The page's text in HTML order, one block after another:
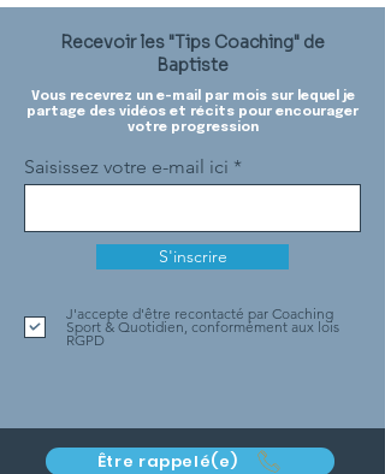
Recevoir les "Tips Coaching" de
Baptiste
Vous recevrez un e-mail par mois sur lequel je
partage des vidéos et récits pour encourager
votre progression
Saisissez votre e-mail ici
S'inscrire
J'accepte d'être recontacté par Coaching
Sport & Quotidien, conformément aux lois
RGPD
Être rappelé(e)